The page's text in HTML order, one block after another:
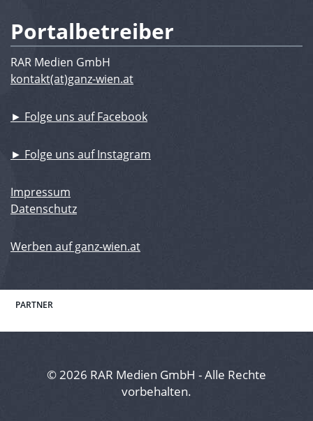
Portalbetreiber
RAR Medien GmbH
kontakt(at)ganz-wien.at
► Folge uns auf Facebook
► Folge uns auf Instagram
Impressum
Datenschutz
Werben auf ganz-wien.at
PARTNER
© 2026 RAR Medien GmbH - Alle Rechte
vorbehalten.